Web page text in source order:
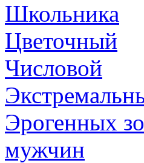
Школьника
Цветочный
Числовой
Эрогенных
мужчин